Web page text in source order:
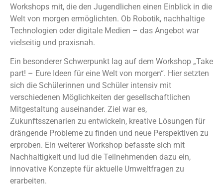
Workshops mit, die den Jugendlichen einen Einblick in die
Welt von morgen ermöglichten. Ob Robotik, nachhaltige
Technologien oder digitale Medien – das Angebot war
vielseitig und praxisnah.
Ein besonderer Schwerpunkt lag auf dem Workshop „Take
part! – Eure Ideen für eine Welt von morgen“. Hier setzten
sich die Schülerinnen und Schüler intensiv mit
verschiedenen Möglichkeiten der gesellschaftlichen
Mitgestaltung auseinander. Ziel war es,
Zukunftsszenarien zu entwickeln, kreative Lösungen für
drängende Probleme zu finden und neue Perspektiven zu
erproben. Ein weiterer Workshop befasste sich mit
Nachhaltigkeit und lud die Teilnehmenden dazu ein,
innovative Konzepte für aktuelle Umweltfragen zu
erarbeiten.